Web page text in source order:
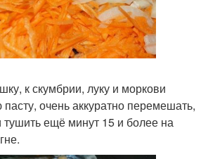
к скумбрии, луку и моркови
очень аккуратно перемешать,
ещё минут 15 и более на